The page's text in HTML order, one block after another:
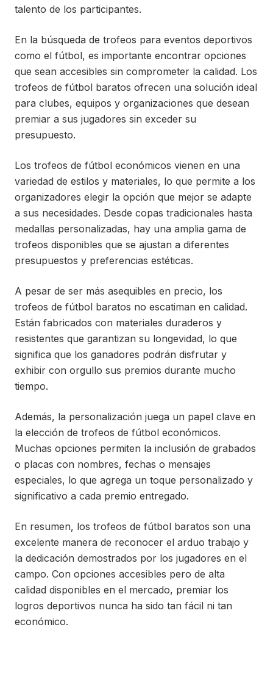
talento de los participantes.
En la búsqueda de trofeos para eventos deportivos
como el fútbol, es importante encontrar opciones
que sean accesibles sin comprometer la calidad. Los
trofeos de fútbol baratos ofrecen una solución ideal
para clubes, equipos y organizaciones que desean
premiar a sus jugadores sin exceder su
presupuesto.
Los trofeos de fútbol económicos vienen en una
variedad de estilos y materiales, lo que permite a los
organizadores elegir la opción que mejor se adapte
a sus necesidades. Desde copas tradicionales hasta
medallas personalizadas, hay una amplia gama de
trofeos disponibles que se ajustan a diferentes
presupuestos y preferencias estéticas.
A pesar de ser más asequibles en precio, los
trofeos de fútbol baratos no escatiman en calidad.
Están fabricados con materiales duraderos y
resistentes que garantizan su longevidad, lo que
significa que los ganadores podrán disfrutar y
exhibir con orgullo sus premios durante mucho
tiempo.
Además, la personalización juega un papel clave en
la elección de trofeos de fútbol económicos.
Muchas opciones permiten la inclusión de grabados
o placas con nombres, fechas o mensajes
especiales, lo que agrega un toque personalizado y
significativo a cada premio entregado.
En resumen, los trofeos de fútbol baratos son una
excelente manera de reconocer el arduo trabajo y
la dedicación demostrados por los jugadores en el
campo. Con opciones accesibles pero de alta
calidad disponibles en el mercado, premiar los
logros deportivos nunca ha sido tan fácil ni tan
económico.